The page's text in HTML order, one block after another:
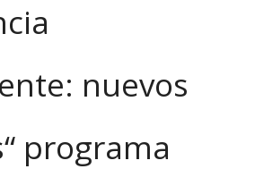
nuevos
programa